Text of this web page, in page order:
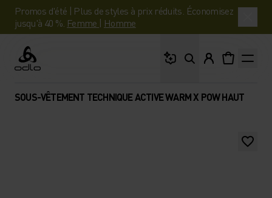
Promos d'été | Plus de styles à prix réduits. Économisez
jusqu'à 40 %. Femme | Homme
Odlo
SOUS-VÊTEMENT TECHNIQUE ACTIVE WARM X POW HAUT